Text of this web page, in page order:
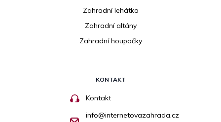
Zahradní lehátka
Zahradní altány
Zahradní houpačky
KONTAKT
Kontakt
info@internetovazahrada.cz